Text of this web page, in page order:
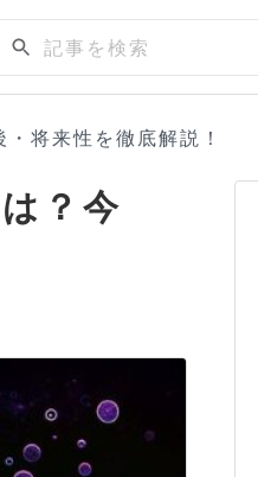
将来性を徹底解説！
？今